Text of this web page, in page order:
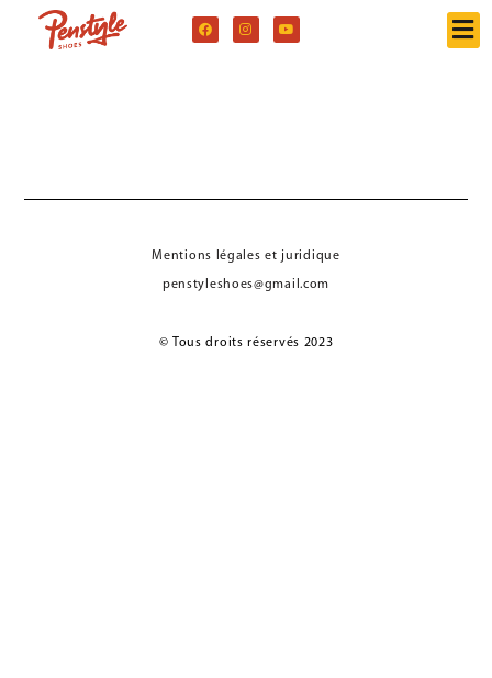
Mentions légales et juridique
penstyleshoes@gmail.com
© Tous droits réservés 2023